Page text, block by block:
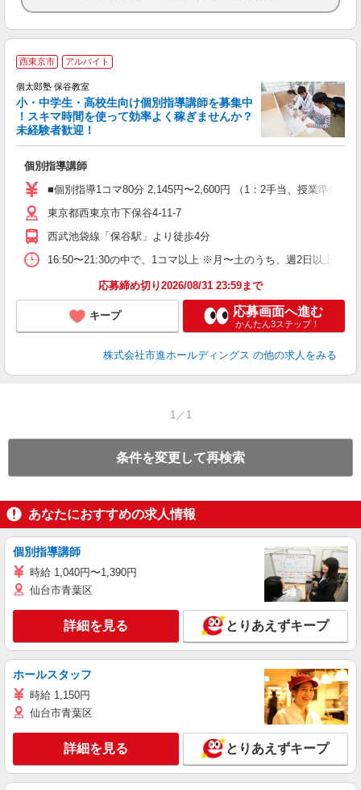
西東京市 アルバイト
個太郎塾 保谷教室
小・中学生・高校生向け個別指導講師を募集中
！スキマ時間を使って効率よく稼ぎませんか？
未経験者歓迎！
個別指導講師
■個別指導1コマ80分 2,145円〜2,600円 （1：2手当、授業準備
東京都西東京市下保谷4-11-7
西武池袋線「保谷駅」より徒歩4分
16:50〜21:30の中で、1コマ以上 ※月〜土のうち、週2日以上
応募締め切り2026/08/31 23:59まで
キープ 応募画面へ進む
かんたん3ステップ！
株式会社市進ホールディングス の他の求人をみる
1／1
条件を変更して再検索
あなたにおすすめの求人情報
個別指導講師
時給 1,040円〜1,390円
仙台市青葉区
詳細を見る とりあえずキープ
ホールスタッフ
時給 1,150円
仙台市青葉区
詳細を見る とりあえずキープ